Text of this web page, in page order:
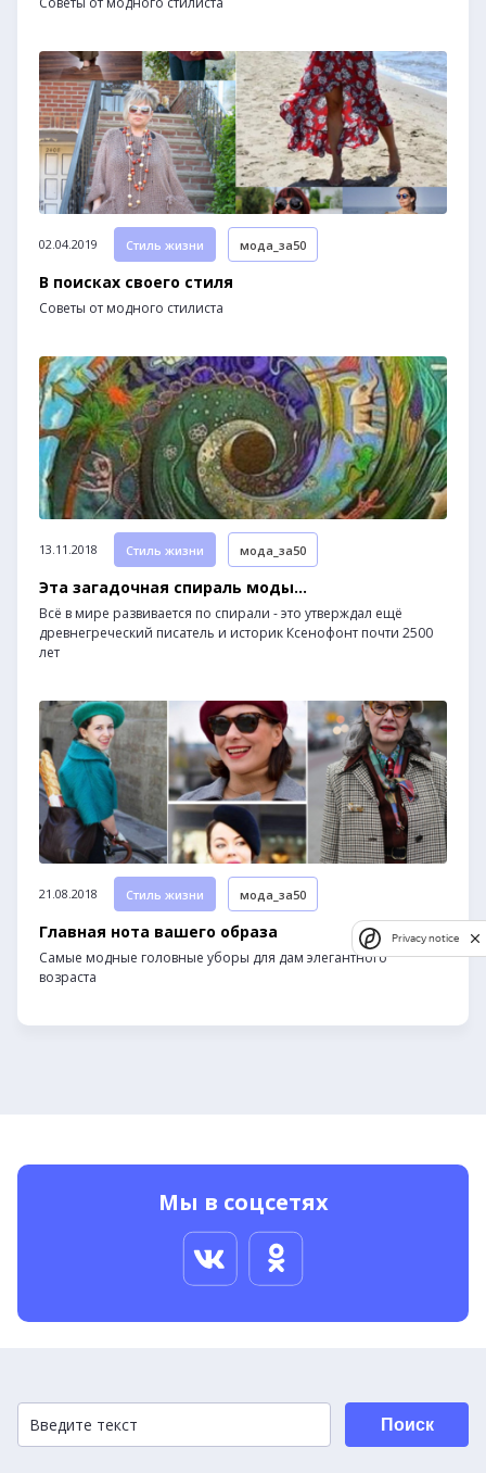
02.04.2019 Стиль жизни мода_за50
В поисках своего стиля
Советы от модного стилиста
13.11.2018 Стиль жизни мода_за50
Эта загадочная спираль моды…
Всё в мире развивается по спирали - это утверждал ещё
древнегреческий писатель и историк Ксенофонт почти 2500
лет
21.08.2018 Стиль жизни мода_за50
Главная нота вашего образа
Самые модные головные уборы для дам элегантного
возраста
Мы в соцсетях
Поиск
Privacy notice